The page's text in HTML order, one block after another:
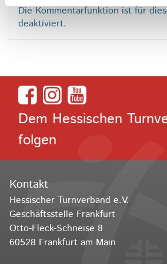
Die Kommentarfunktion ist für
deaktiviert.
Dem Hessischen
folgen
Kontakt
Hessischer Turnverband e.V.
Geschäftsstelle Frankfurt
Otto-Fleck-Schneise 8
60528 Frankfurt am Main